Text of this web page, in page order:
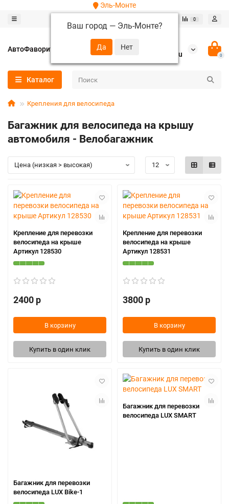
Эль-Монте
Ваш город — Эль-Монте?
0
АвтоФаворит
+7 (952) 288-64-62
autofavorit-spb@yandex.ru
0
Каталог
Крепления для велосипеда
Багажник для велосипеда на крышу
автомобиля - Велобагажник
Крепление для перевозки
велосипеда на крыше
Артикул 128530
2400 р
В корзину
Купить в один клик
Крепление для перевозки
велосипеда на крыше
Артикул 128531
3800 р
В корзину
Купить в один клик
Багажник для перевозки
велосипеда LUX Bike-1
Багажник для перевозки
велосипеда LUX SMART